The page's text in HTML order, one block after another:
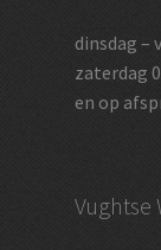
dinsdag –
zaterdag
en op
Vughtse